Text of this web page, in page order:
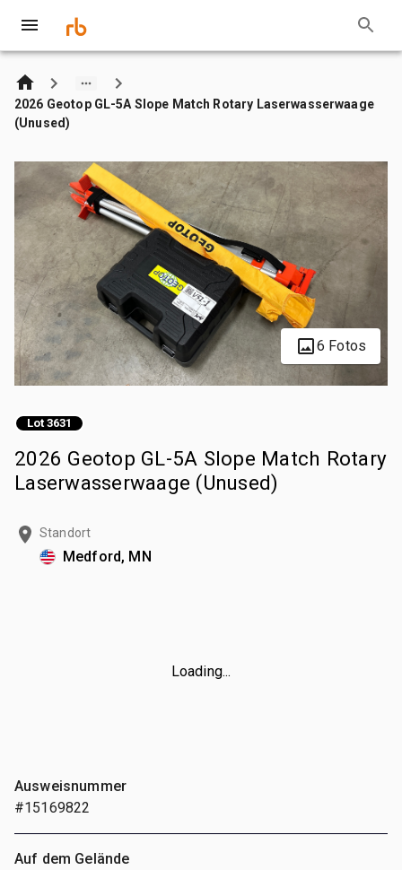
2026 Geotop GL-5A Slope Match Rotary Laserwasserwaage
(Unused)
6 Fotos
Lot 3631
2026 Geotop GL-5A Slope Match Rotary
Laserwasserwaage (Unused)
Standort
Medford, MN
Loading...
Ausweisnummer
#15169822
Auf dem Gelände